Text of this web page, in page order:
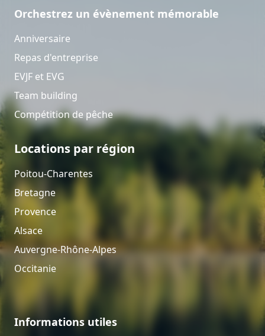
Orchestrez un évènement mémorable
Anniversaire
Repas d'entreprise
EVJF et EVG
Team building
Compétition de pêche
Locations par région
Poitou-Charentes
Bretagne
Provence
Alsace
Auvergne-Rhône-Alpes
Occitanie
Informations utiles